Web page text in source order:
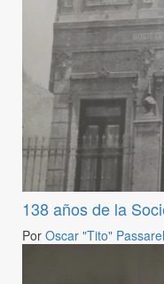
138 años de la
Por Oscar "Tito"